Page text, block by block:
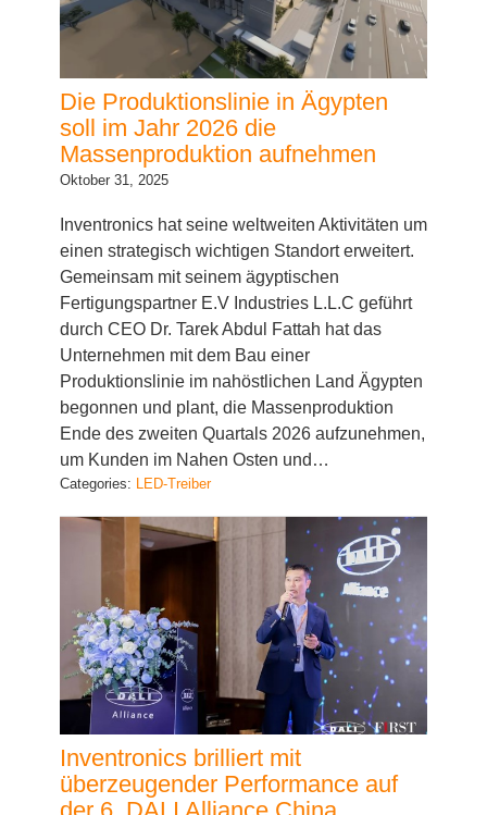
Die Produktionslinie in Ägypten
soll im Jahr 2026 die
Massenproduktion aufnehmen
Oktober 31, 2025
Inventronics hat seine weltweiten Aktivitäten um
einen strategisch wichtigen Standort erweitert.
Gemeinsam mit seinem ägyptischen
Fertigungspartner E.V Industries L.L.C geführt
durch CEO Dr. Tarek Abdul Fattah hat das
Unternehmen mit dem Bau einer
Produktionslinie im nahöstlichen Land Ägypten
begonnen und plant, die Massenproduktion
Ende des zweiten Quartals 2026 aufzunehmen,
um Kunden im Nahen Osten und…
LED-Treiber
Inventronics brilliert mit
überzeugender Performance auf
der 6. DALI Alliance China
Ecosystem Partner Conference